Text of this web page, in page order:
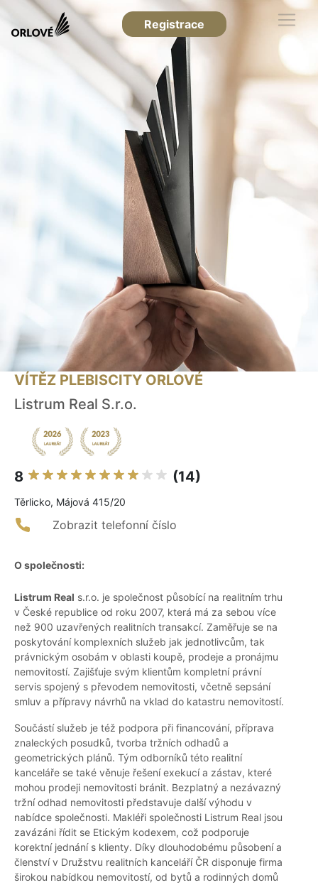
Registrace
VÍTĚZ PLEBISCITY ORLOVÉ
Listrum Real S.r.o.
8 (14)
Těrlicko, Májová 415/20
Zobrazit telefonní číslo
O společnosti:
Listrum Real s.r.o. je společnost působící na realitním trhu
v České republice od roku 2007, která má za sebou více
než 900 uzavřených realitních transakcí. Zaměřuje se na
poskytování komplexních služeb jak jednotlivcům, tak
právnickým osobám v oblasti koupě, prodeje a pronájmu
nemovitostí. Zajišťuje svým klientům kompletní právní
servis spojený s převodem nemovitosti, včetně sepsání
smluv a přípravy návrhů na vklad do katastru nemovitostí.
Součástí služeb je též podpora při financování, příprava
znaleckých posudků, tvorba tržních odhadů a
geometrických plánů. Tým odborníků této realitní
kanceláře se také věnuje řešení exekucí a zástav, které
mohou prodeji nemovitosti bránit. Bezplatný a nezávazný
tržní odhad nemovitosti představuje další výhodu v
nabídce společnosti. Makléři společnosti Listrum Real jsou
zavázáni řídit se Etickým kodexem, což podporuje
korektní jednání s klienty. Díky dlouhodobému působení a
členství v Družstvu realitních kanceláří ČR disponuje firma
širokou nabídkou nemovitostí, od bytů a rodinných domů